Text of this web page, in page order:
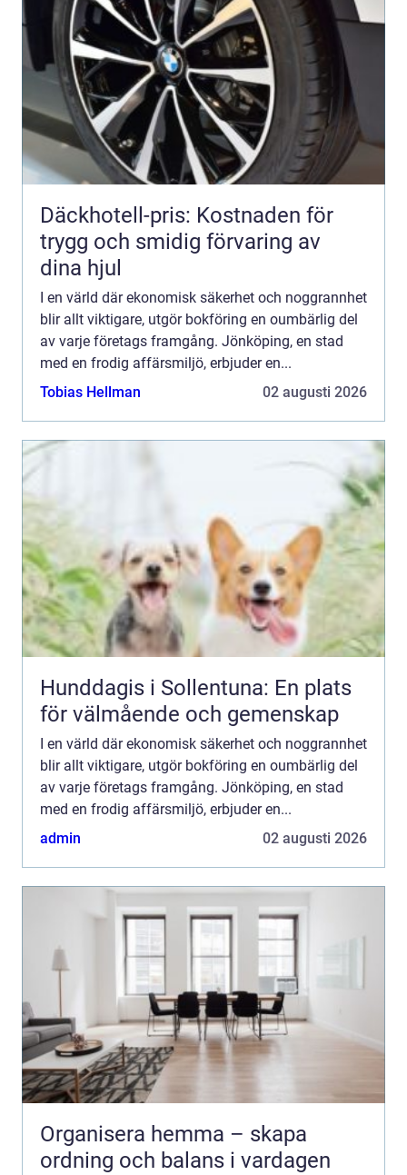
Däckhotell-pris: Kostnaden för
trygg och smidig förvaring av
dina hjul
I en värld där ekonomisk säkerhet och noggrannhet
blir allt viktigare, utgör bokföring en oumbärlig del
av varje företags framgång. Jönköping, en stad
med en frodig affärsmiljö, erbjuder en...
Tobias Hellman
02 augusti 2026
Hunddagis i Sollentuna: En plats
för välmående och gemenskap
I en värld där ekonomisk säkerhet och noggrannhet
blir allt viktigare, utgör bokföring en oumbärlig del
av varje företags framgång. Jönköping, en stad
med en frodig affärsmiljö, erbjuder en...
admin
02 augusti 2026
Organisera hemma – skapa
ordning och balans i vardagen